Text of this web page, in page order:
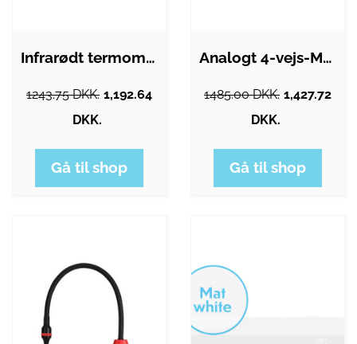
Infrarødt termometer Elma 616UV
1243.75 DKK. 1,192.64
DKK.
Gå til shop
Analogt 4-vejs-Manifold sæt, II Plus,…
1485.00 DKK. 1,427.72
DKK.
Gå til shop